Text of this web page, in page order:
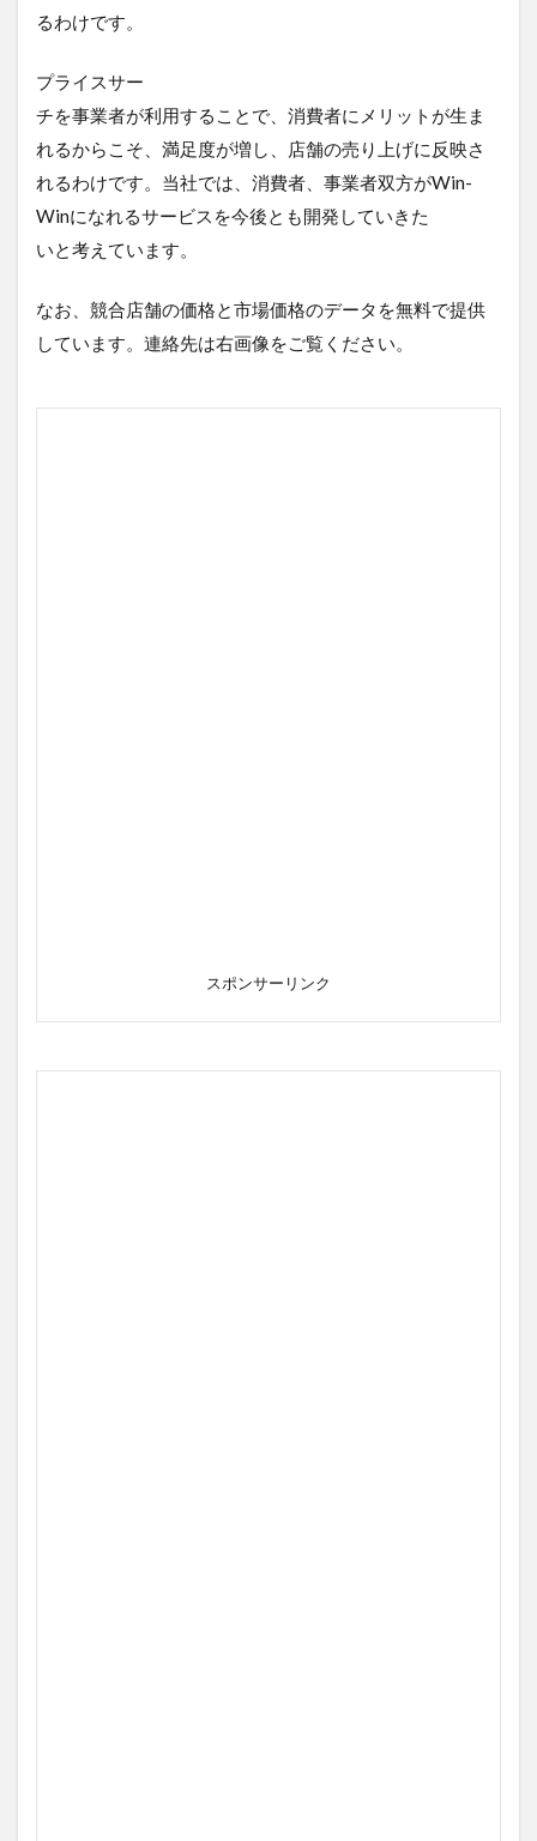
るわけです。
プライスサー
チを事業者が利用することで、消費者にメリットが生ま
れるからこそ、満足度が増し、店舗の売り上げに反映さ
れるわけです。当社では、消費者、事業者双方がWin-
Winになれるサービスを今後とも開発していきた
いと考えています。
なお、競合店舗の価格と市場価格のデータを無料で提供
しています。連絡先は右画像をご覧ください。
スポンサーリンク